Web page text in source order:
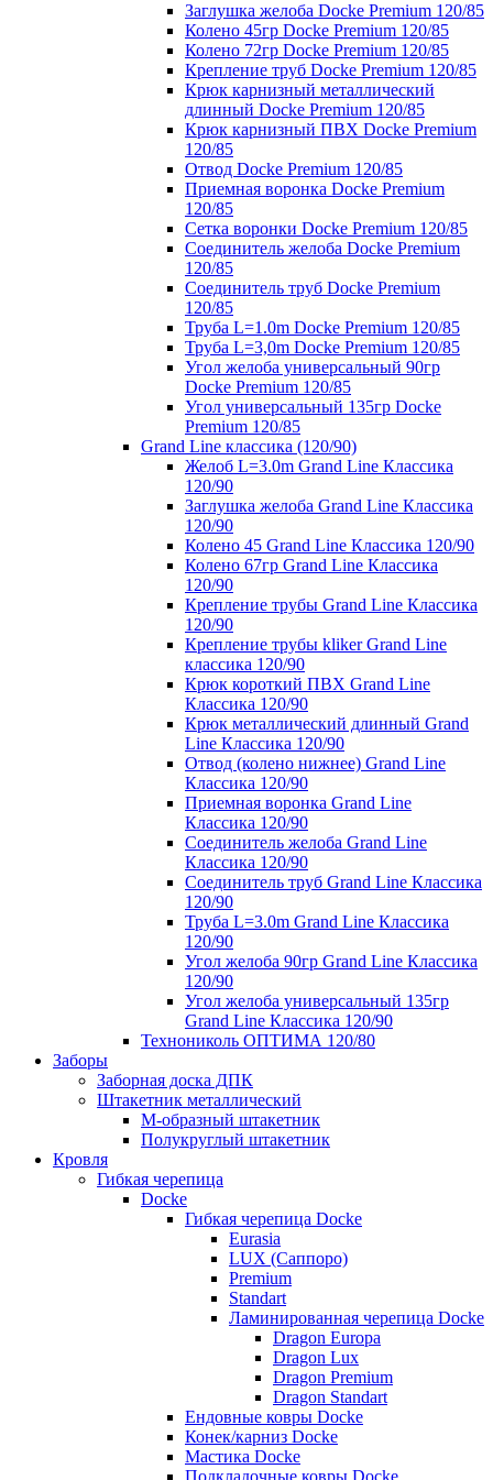
Заглушка желоба Docke Premium 120/85
Колено 45гр Docke Premium 120/85
Колено 72гр Docke Premium 120/85
Крепление труб Docke Premium 120/85
Крюк карнизный металлический
длинный Docke Premium 120/85
Крюк карнизный ПВХ Docke Premium
120/85
Отвод Docke Premium 120/85
Приемная воронка Docke Premium
120/85
Сетка воронки Docke Premium 120/85
Соединитель желоба Docke Premium
120/85
Соединитель труб Docke Premium
120/85
Труба L=1.0m Docke Premium 120/85
Труба L=3,0m Docke Premium 120/85
Угол желоба универсальный 90гр
Docke Premium 120/85
Угол универсальный 135гр Docke
Premium 120/85
Grand Line классика (120/90)
Желоб L=3.0m Grand Line Классика
120/90
Заглушка желоба Grand Line Классика
120/90
Колено 45 Grand Line Классика 120/90
Колено 67гр Grand Line Классика
120/90
Крепление трубы Grand Line Классика
120/90
Крепление трубы kliker Grand Line
классика 120/90
Крюк короткий ПВХ Grand Line
Классика 120/90
Крюк металлический длинный Grand
Line Классика 120/90
Отвод (колено нижнее) Grand Line
Классика 120/90
Приемная воронка Grand Line
Классика 120/90
Соединитель желоба Grand Line
Классика 120/90
Соединитель труб Grand Line Классика
120/90
Труба L=3.0m Grand Line Классика
120/90
Угол желоба 90гр Grand Line Классика
120/90
Угол желоба универсальный 135гр
Grand Line Классика 120/90
Технониколь ОПТИМА 120/80
Заборы
Заборная доска ДПК
Штакетник металлический
М-образный штакетник
Полукруглый штакетник
Кровля
Гибкая черепица
Docke
Гибкая черепица Docke
Eurasia
LUX (Саппоро)
Premium
Standart
Ламинированная черепица Docke
Dragon Europa
Dragon Lux
Dragon Premium
Dragon Standart
Ендовные ковры Docke
Конек/карниз Docke
Мастика Docke
Подкладочные ковры Docke